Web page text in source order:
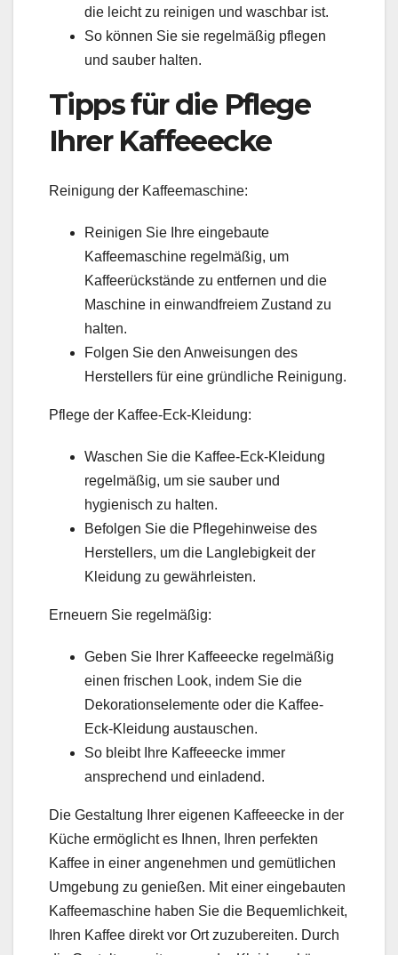
die leicht zu reinigen und waschbar ist.
So können Sie sie regelmäßig pflegen
und sauber halten.
Tipps für die Pflege
Ihrer Kaffeeecke
Reinigung der Kaffeemaschine:
Reinigen Sie Ihre eingebaute
Kaffeemaschine regelmäßig, um
Kaffeerückstände zu entfernen und die
Maschine in einwandfreiem Zustand zu
halten.
Folgen Sie den Anweisungen des
Herstellers für eine gründliche Reinigung.
Pflege der Kaffee-Eck-Kleidung:
Waschen Sie die Kaffee-Eck-Kleidung
regelmäßig, um sie sauber und
hygienisch zu halten.
Befolgen Sie die Pflegehinweise des
Herstellers, um die Langlebigkeit der
Kleidung zu gewährleisten.
Erneuern Sie regelmäßig:
Geben Sie Ihrer Kaffeeecke regelmäßig
einen frischen Look, indem Sie die
Dekorationselemente oder die Kaffee-
Eck-Kleidung austauschen.
So bleibt Ihre Kaffeeecke immer
ansprechend und einladend.
Die Gestaltung Ihrer eigenen Kaffeeecke in der
Küche ermöglicht es Ihnen, Ihren perfekten
Kaffee in einer angenehmen und gemütlichen
Umgebung zu genießen. Mit einer eingebauten
Kaffeemaschine haben Sie die Bequemlichkeit,
Ihren Kaffee direkt vor Ort zuzubereiten. Durch